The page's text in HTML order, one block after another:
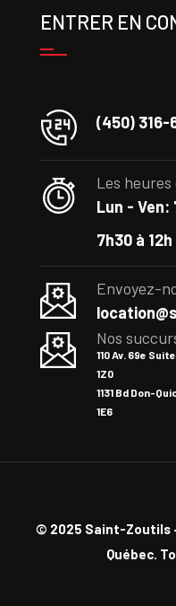
ENTRER EN
(450) 316-
Les
Lun - Ven:
7h30 à 12h
Envoyez-
Nos
110 Av. 69e
1Z0
1131 Bd Don-
1E6
© 2025 Saint-Zoutils
Québec.